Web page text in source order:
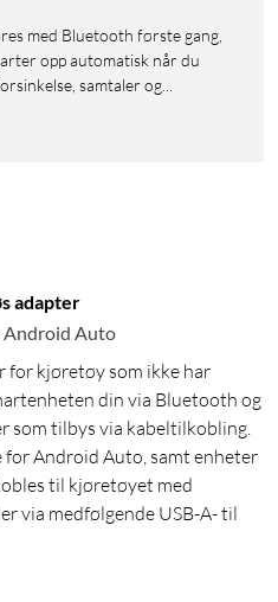
opp automatisk når du
samtaler og...
adapter
Android Auto
for kjøretøy som ikke har
din via Bluetooth og
som tilbys via kabeltilkobling.
Android Auto, samt enheter
til kjøretøyet med
via medfølgende USB-A- til